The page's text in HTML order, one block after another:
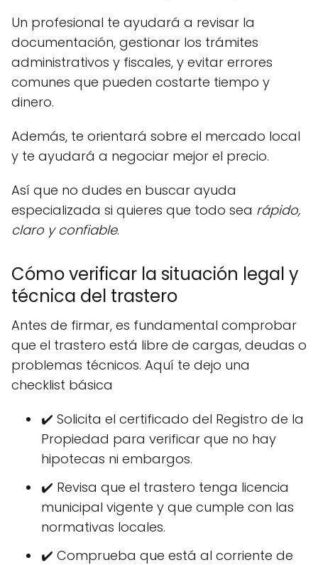
Un profesional te ayudará a revisar la
documentación, gestionar los trámites
administrativos y fiscales, y evitar errores
comunes que pueden costarte tiempo y
dinero.
Además, te orientará sobre el mercado local
y te ayudará a negociar mejor el precio.
Así que no dudes en buscar ayuda
especializada si quieres que todo sea rápido,
claro y confiable.
Cómo verificar la situación legal y
técnica del trastero
Antes de firmar, es fundamental comprobar
que el trastero está libre de cargas, deudas o
problemas técnicos. Aquí te dejo una
checklist básica
✔️ Solicita el certificado del Registro de la
Propiedad para verificar que no hay
hipotecas ni embargos.
✔️ Revisa que el trastero tenga licencia
municipal vigente y que cumple con las
normativas locales.
✔️ Comprueba que está al corriente de